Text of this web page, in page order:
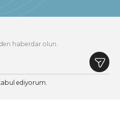
haberdar olun.
ediyorum.